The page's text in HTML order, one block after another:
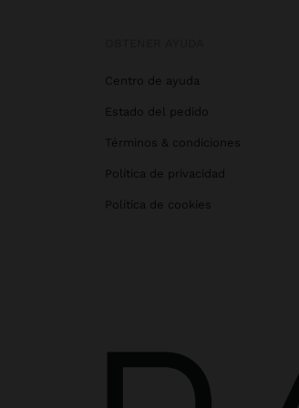
Centro de ayuda
Estado del pedido
Términos & condiciones
Política de privacidad
Política de cookies